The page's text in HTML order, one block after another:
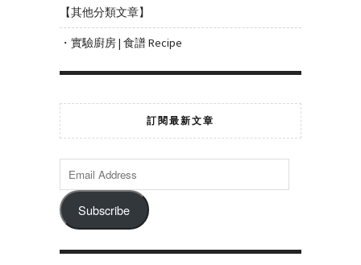
【其他分類文章】
・實驗廚房 | 食譜 Recipe
訂閱最新文章
Subscribe